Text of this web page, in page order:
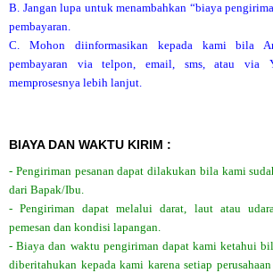
B. Jangan lupa untuk menambahkan “biaya
pembayaran.
C. Mohon diinformasikan kepada kami bila
pembayaran via telpon, email, sms, atau via
memprosesnya lebih lanjut.
BIAYA DAN WAKTU KIRIM :
- Pengiriman pesanan dapat dilakukan bila kami
dari Bapak/Ibu.
- Pengiriman dapat melalui darat, laut atau
pemesan dan kondisi lapangan.
- Biaya dan waktu pengiriman dapat kami ketahui
diberitahukan kepada kami karena setiap